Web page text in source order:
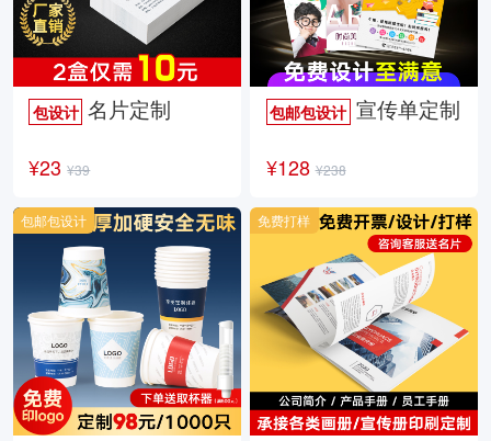
包设计 名片定制
¥23 ¥39
包邮包设计宣传单定制
¥128 ¥238
包邮包设计 免费打样